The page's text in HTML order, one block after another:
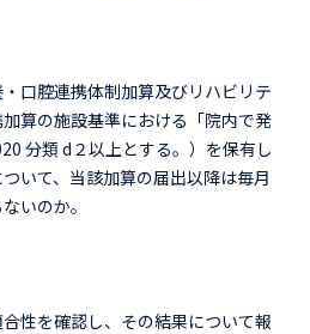
口腔連携体制加算及びリハビリテ
算の施設基準における「院内で発
分類 d２以上とする。）を保有し
いて、当該加算の届出以降は毎月
いのか。
性を確認し、その結果について報